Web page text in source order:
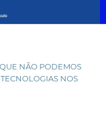
NÃO PODEMOS
NOS